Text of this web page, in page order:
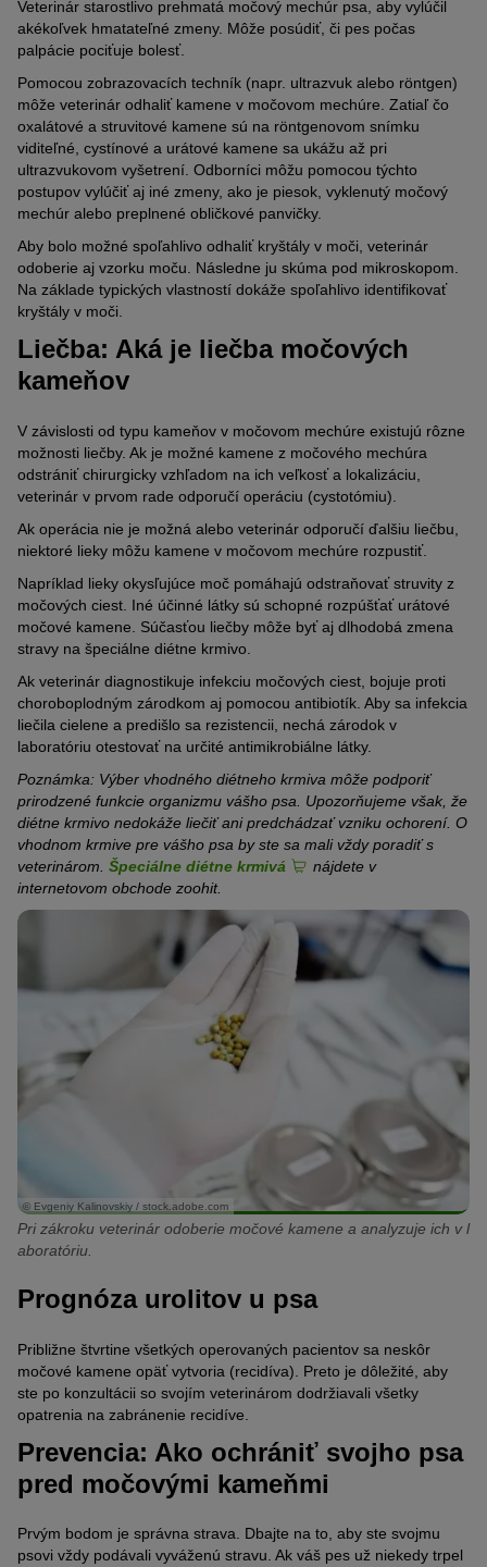
Veterinár starostlivo prehmatá močový mechúr psa, aby vylúčil
akékoľvek hmatateľné zmeny. Môže posúdiť, či pes počas
palpácie pociťuje bolesť.
Pomocou zobrazovacích techník (napr. ultrazvuk alebo röntgen)
môže veterinár odhaliť kamene v močovom mechúre. Zatiaľ čo
oxalátové a struvitové kamene sú na röntgenovom snímku
viditeľné, cystínové a urátové kamene sa ukážu až pri
ultrazvukovom vyšetrení. Odborníci môžu pomocou týchto
postupov vylúčiť aj iné zmeny, ako je piesok, vyklenutý močový
mechúr alebo preplnené obličkové panvičky.
Aby bolo možné spoľahlivo odhaliť kryštály v moči, veterinár
odoberie aj vzorku moču. Následne ju skúma pod mikroskopom.
Na základe typických vlastností dokáže spoľahlivo identifikovať
kryštály v moči.
Liečba: Aká je liečba močových
kameňov
V závislosti od typu kameňov v močovom mechúre existujú rôzne
možnosti liečby. Ak je možné kamene z močového mechúra
odstrániť chirurgicky vzhľadom na ich veľkosť a lokalizáciu,
veterinár v prvom rade odporučí operáciu (cystotómiu).
Ak operácia nie je možná alebo veterinár odporučí ďalšiu liečbu,
niektoré lieky môžu kamene v močovom mechúre rozpustiť.
Napríklad lieky okysľujúce moč pomáhajú odstraňovať struvity z
močových ciest. Iné účinné látky sú schopné rozpúšťať urátové
močové kamene. Súčasťou liečby môže byť aj dlhodobá zmena
stravy na špeciálne diétne krmivo.
Ak veterinár diagnostikuje infekciu močových ciest, bojuje proti
choroboplodným zárodkom aj pomocou antibiotík. Aby sa infekcia
liečila cielene a predišlo sa rezistencii, nechá zárodok v
laboratóriu otestovať na určité antimikrobiálne látky.
Poznámka: Výber vhodného diétneho krmiva môže podporiť
prirodzené funkcie organizmu vášho psa. Upozorňujeme však, že
diétne krmivo nedokáže liečiť ani predchádzať vzniku ochorení. O
vhodnom krmive pre vášho psa by ste sa mali vždy poradiť s
veterinárom. Špeciálne diétne krmivá
nájdete v
internetovom obchode zoohit.
© Evgeniy Kalinovskiy / stock.adobe.com
Pri zákroku veterinár odoberie močové kamene a analyzuje ich v l
aboratóriu.
Prognóza urolitov u psa
Približne štvrtine všetkých operovaných pacientov sa neskôr
močové kamene opäť vytvoria (recidíva). Preto je dôležité, aby
ste po konzultácii so svojím veterinárom dodržiavali všetky
opatrenia na zabránenie recidíve.
Prevencia: Ako ochrániť svojho psa
pred močovými kameňmi
Prvým bodom je správna strava. Dbajte na to, aby ste svojmu
psovi vždy podávali vyváženú stravu. Ak váš pes už niekedy trpel